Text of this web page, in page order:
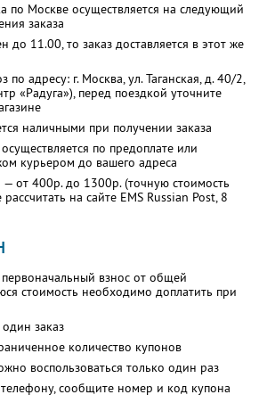
по Москве осуществляется на следующий
заказа
до 11.00, то заказ доставляется в этот же
адресу: г. Москва, ул. Таганская, д. 40/2,
«Радуга»), перед поездкой уточните
наличными при получении заказа
по предоплате или
курьером до вашего адреса
— от 400р. до 1300р. (точную стоимость
на сайте EMS Russian Post, 8
взнос от общей
стоимость необходимо доплатить при
заказ
количество купонов
воспользоваться только один раз
сообщите номер и код купона